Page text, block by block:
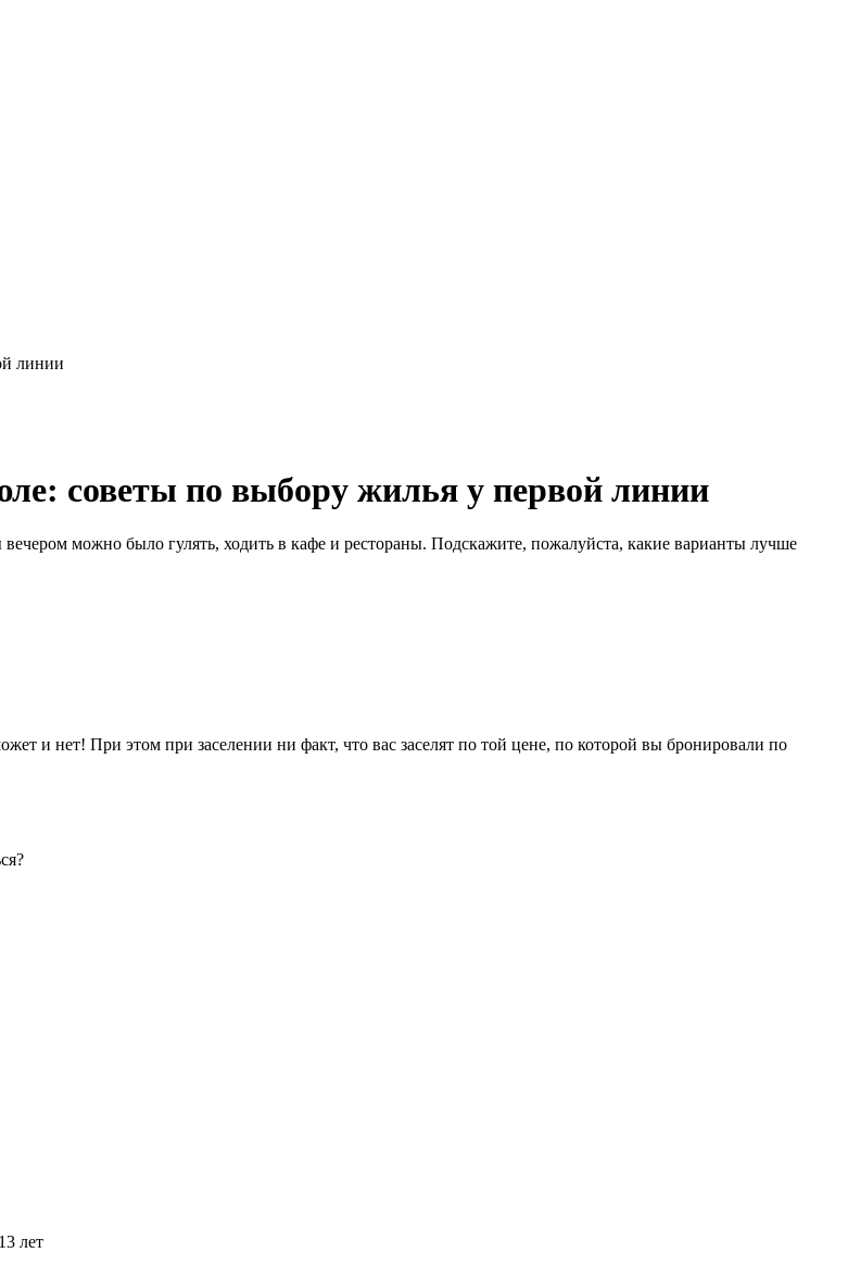
линии
советы по выбору жилья у первой линии
можно было гулять, ходить в кафе и рестораны. Подскажите, пожалуйста, какие варианты лучше
и нет! При этом при заселении ни факт, что вас заселят по той цене, по которой вы бронировали по
лет